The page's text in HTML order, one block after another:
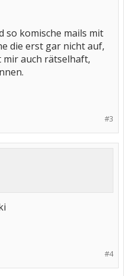
so komische mails mit
die erst gar nicht auf,
mir auch rätselhaft,
#3
#4